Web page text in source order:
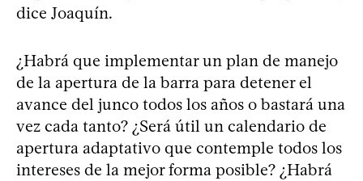
dice Joaquín.
¿Habrá que implementar un plan de manejo
de la apertura de la barra para detener el
avance del junco todos los años o bastará una
vez cada tanto? ¿Será útil un calendario de
apertura adaptativo que contemple todos los
intereses de la mejor forma posible? ¿Habrá